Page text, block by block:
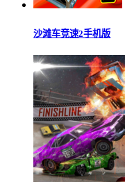
沙滩车竞速2手机版